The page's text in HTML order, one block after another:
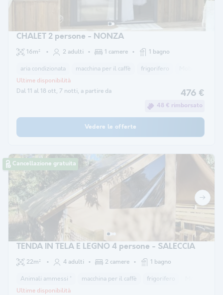
CHALET 2 persone - NONZA
16m² 2 adulti 1 camere 1 bagno
aria condizionata macchina per il caffè frigorifero
Dal 11 al 18 ott, 7 notti, a partire da
Ultime disponibilità
476 €
48 € rimborsato
Vedere le offerte
Cancellazione gratuita
TENDA IN TELA E LEGNO 4 persone - SALECCIA
22m² 4 adulti 2 camere 1 bagno
Animali ammessi * macchina per il caffè frigorifero
Ultime disponibilità